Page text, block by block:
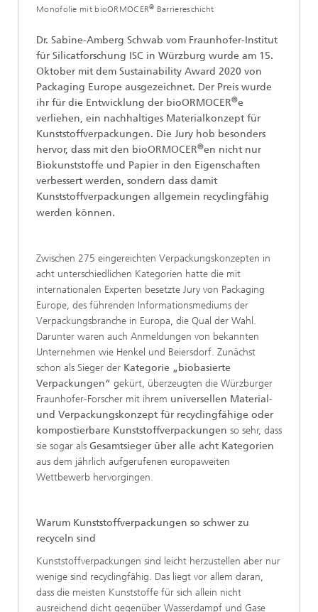
Monofolie mit bioORMOCER® Barriereschicht
Dr. Sabine-Amberg Schwab vom Fraunhofer-Institut
für Silicatforschung ISC in Würzburg wurde am 15.
Oktober mit dem Sustainability Award 2020 von
Packaging Europe ausgezeichnet. Der Preis wurde
ihr für die Entwicklung der bioORMOCER®e
verliehen, ein nachhaltiges Materialkonzept für
Kunststoffverpackungen. Die Jury hob besonders
hervor, dass mit den bioORMOCER®en nicht nur
Biokunststoffe und Papier in den Eigenschaften
verbessert werden, sondern dass damit
Kunststoffverpackungen allgemein recyclingfähig
werden können.
Zwischen 275 eingereichten Verpackungskonzepten in
acht unterschiedlichen Kategorien hatte die mit
internationalen Experten besetzte Jury von Packaging
Europe, des führenden Informationsmediums der
Verpackungsbranche in Europa, die Qual der Wahl.
Darunter waren auch Anmeldungen von bekannten
Unternehmen wie Henkel und Beiersdorf. Zunächst
schon als Sieger der Kategorie „biobasierte
Verpackungen“ gekürt, überzeugten die Würzburger
Fraunhofer-Forscher mit ihrem universellen Material-
und Verpackungskonzept für recyclingfähige oder
kompostierbare Kunststoffverpackungen so sehr, dass
sie sogar als Gesamtsieger über alle acht Kategorien
aus dem jährlich aufgerufenen europaweiten
Wettbewerb hervorgingen.
Warum Kunststoffverpackungen so schwer zu
recyceln sind
Kunststoffverpackungen sind leicht herzustellen aber nur
wenige sind recyclingfähig. Das liegt vor allem daran,
dass die meisten Kunststoffe für sich allein nicht
ausreichend dicht gegenüber Wasserdampf und Gase